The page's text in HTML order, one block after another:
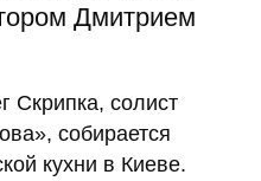
Дмитрием
Скрипка, солист
собирается
кухни в Киеве.